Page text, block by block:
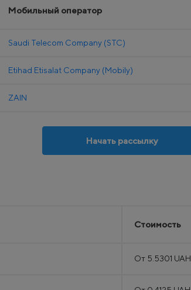
Мобильный оператор
Saudi Telecom Company (STC)
Etihad Etisalat Company (Mobily)
ZAIN
Начать рассылку
Стоимость
От 5.5301 UAH